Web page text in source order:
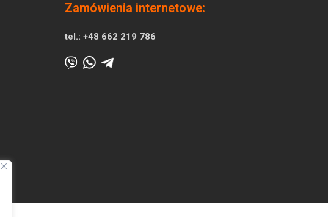
Zamówienia internetowe:
tel.: +48 662 219 786